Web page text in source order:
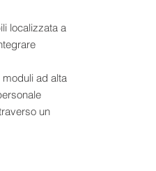
localizzata a
ad alta
un